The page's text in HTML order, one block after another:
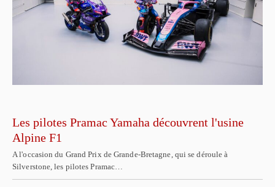
Les pilotes Pramac Yamaha découvrent l'usine
Alpine F1
A l'occasion du Grand Prix de Grande-Bretagne, qui se déroule à
Silverstone, les pilotes Pramac…